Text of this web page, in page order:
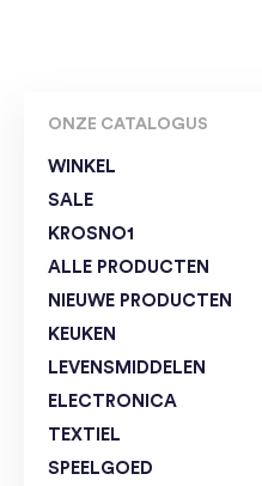
ONZE CATALOGUS
WINKEL
SALE
KROSNO1
ALLE PRODUCTEN
NIEUWE PRODUCTEN
KEUKEN
LEVENSMIDDELEN
ELECTRONICA
TEXTIEL
SPEELGOED